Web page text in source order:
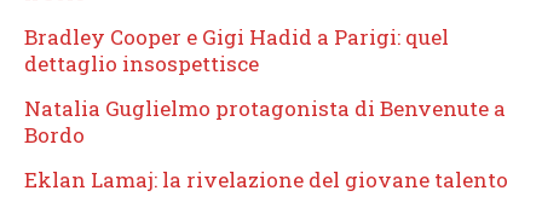
Bradley Cooper e Gigi Hadid a Parigi: quel
dettaglio insospettisce
Natalia Guglielmo protagonista di Benvenute a
Bordo
Eklan Lamaj: la rivelazione del giovane talento